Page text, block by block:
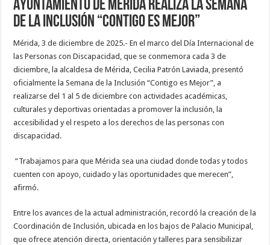
Ayuntamiento de Mérida realiza la Semana
de la Inclusión “Contigo es Mejor”
Mérida, 3 de diciembre de 2025.- En el marco del Día Internacional de
las Personas con Discapacidad, que se conmemora cada 3 de
diciembre, la alcaldesa de Mérida, Cecilia Patrón Laviada, presentó
oficialmente la Semana de la Inclusión “Contigo es Mejor”, a
realizarse del 1 al 5 de diciembre con actividades académicas,
culturales y deportivas orientadas a promover la inclusión, la
accesibilidad y el respeto a los derechos de las personas con
discapacidad.
“Trabajamos para que Mérida sea una ciudad donde todas y todos
cuenten con apoyo, cuidado y las oportunidades que merecen”,
afirmó.
Entre los avances de la actual administración, recordó la creación de la
Coordinación de Inclusión, ubicada en los bajos de Palacio Municipal,
que ofrece atención directa, orientación y talleres para sensibilizar